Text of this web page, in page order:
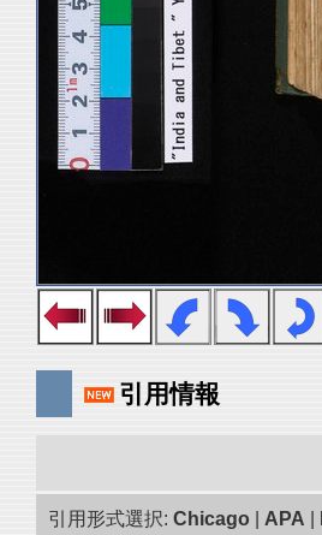
引用情報
引用形式選択: Chicago APA